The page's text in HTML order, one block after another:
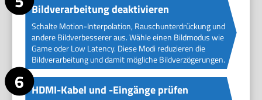
Bildverarbeitung deaktivieren
Schalte Motion-Interpolation, Rauschunterdrückung und
andere Bildverbesserer aus. Wähle einen Bildmodus wie
Game oder Low Latency. Diese Modi reduzieren die
Bildverarbeitung und damit mögliche Bildverzögerungen.
HDMI-Kabel und -Eingänge prüfen